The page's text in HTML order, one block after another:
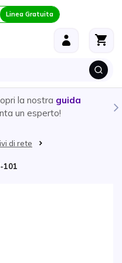
Linea Gratuita
la nostra guida
un esperto!
di rete
101